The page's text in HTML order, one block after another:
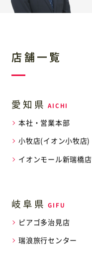
店舗一覧
愛知県
本社・営業本部
小牧店(イオン小牧店)
イオンモール新瑞橋店
岐阜県
ピアゴ多治見店
瑞浪旅行センター